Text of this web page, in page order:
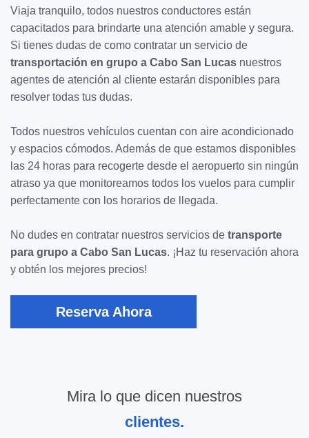
Viaja tranquilo, todos nuestros conductores están
capacitados para brindarte una atención amable y segura.
Si tienes dudas de como contratar un servicio de
transportación en grupo a Cabo San Lucas nuestros
agentes de atención al cliente estarán disponibles para
resolver todas tus dudas.
Todos nuestros vehículos cuentan con aire acondicionado
y espacios cómodos. Además de que estamos disponibles
las 24 horas para recogerte desde el aeropuerto sin ningún
atraso ya que monitoreamos todos los vuelos para cumplir
perfectamente con los horarios de llegada.
No dudes en contratar nuestros servicios de transporte
para grupo a Cabo San Lucas. ¡Haz tu reservación ahora
y obtén los mejores precios!
Reserva Ahora
Mira lo que dicen nuestros
clientes.